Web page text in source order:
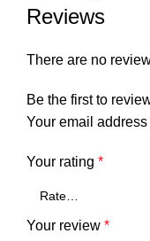
Reviews
There are no
Be the first to
Your email
Your rating *
Your review *